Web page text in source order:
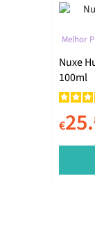
Melhor
Nuxe
100ml
€25.